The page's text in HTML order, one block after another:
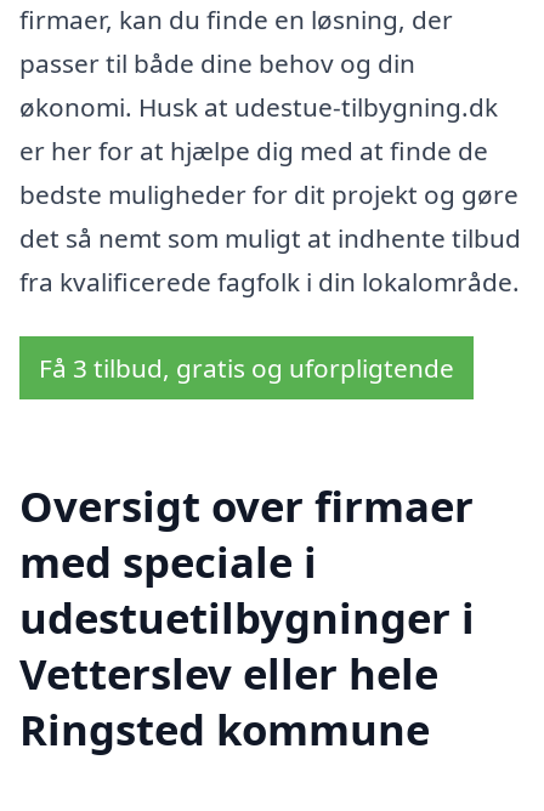
firmaer, kan du finde en løsning, der
passer til både dine behov og din
økonomi. Husk at udestue-tilbygning.dk
er her for at hjælpe dig med at finde de
bedste muligheder for dit projekt og gøre
det så nemt som muligt at indhente tilbud
fra kvalificerede fagfolk i din lokalområde.
Få 3 tilbud, gratis og uforpligtende
Oversigt over firmaer
med speciale i
udestuetilbygninger i
Vetterslev eller hele
Ringsted kommune